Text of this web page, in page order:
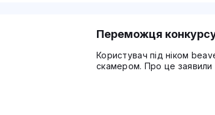
Переможця конкурсу
Користувач під ніком
скамером. Про це заявили